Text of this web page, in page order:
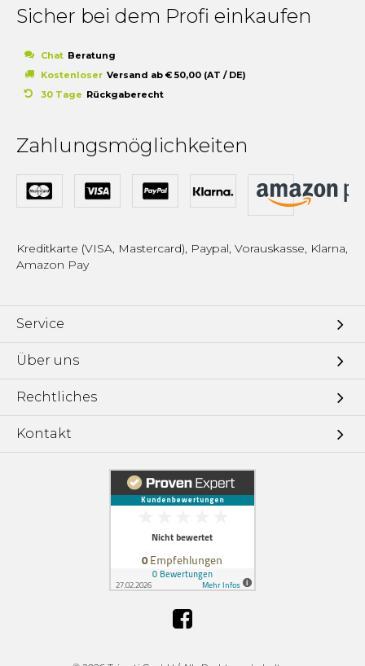
Sicher bei dem Profi einkaufen
Chat Beratung
Kostenloser Versand ab € 50,00 (AT / DE)
30 Tage Rückgaberecht
Zahlungsmöglichkeiten
Kreditkarte (VISA, Mastercard), Paypal, Vorauskasse, Klarna,
Amazon Pay
Service
Über uns
Rechtliches
Kontakt